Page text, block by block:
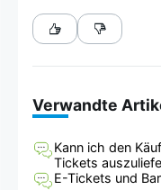
Verwandte
Kann ich den
Tickets
E-Tickets und